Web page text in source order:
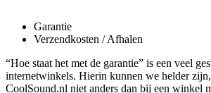
Garantie
Verzendkosten / Afhalen
“Hoe staat het met de garantie” is een veel
internetwinkels. Hierin kunnen we helder
CoolSound.nl niet anders dan bij een winkel